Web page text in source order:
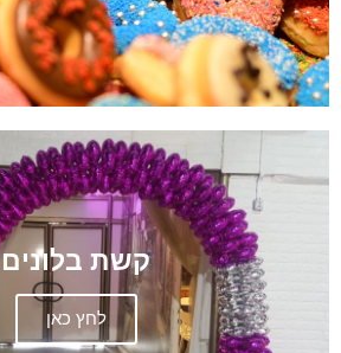
קשת בלונים
לחץ כאן